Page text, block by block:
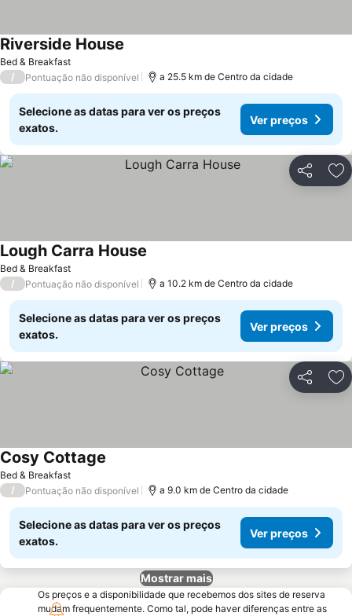
Bed & Breakfast
Riverside House
/ Pontuação não disponível a 25.5 km de Centro da cidade
Selecione as datas para ver os preços
exatos.
Ver preços
Partilhar
Bed & Breakfast
Lough Carra House
/ Pontuação não disponível a 10.2 km de Centro da cidade
Selecione as datas para ver os preços
exatos.
Ver preços
Partilhar
Bed & Breakfast
Cosy Cottage
/ Pontuação não disponível a 9.0 km de Centro da cidade
Selecione as datas para ver os preços
exatos.
Ver preços
Mostrar mais
Os preços e a disponibilidade que recebemos dos sites de reserva
mudam frequentemente. Como tal, pode haver diferenças entre as